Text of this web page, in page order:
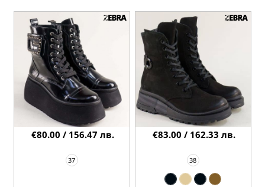
37
€80.00 / 156.47 лв.
38
€83.00 / 162.33 лв.